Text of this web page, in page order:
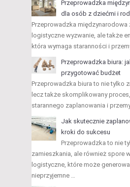
Przeprowadzka
dla osób z dziećmi i
Przeprowadzka międzynarodowa
logistyczne wyzwanie, ale także
która wymaga staranności i
Przeprowadzka biura:
przygotować budżet
Przeprowadzka biura to nie tylko
lecz także skomplikowany
starannego zaplanowania i
Jak skutecznie
kroki do sukcesu
Przeprowadzka to nie
zamieszkania, ale również spore
logistyczne, które może
nieprzyjemne …